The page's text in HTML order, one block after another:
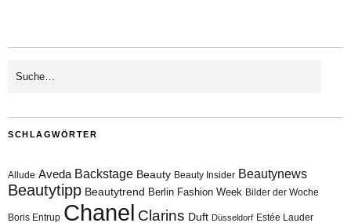
SCHLAGWÖRTER
Allude Aveda Backstage Beauty Beauty Insider Beautynews
Beautytipp Beautytrend Berlin Fashion Week Bilder der Woche
Boris Entrup Chanel Clarins Duft Düsseldorf Estée Lauder